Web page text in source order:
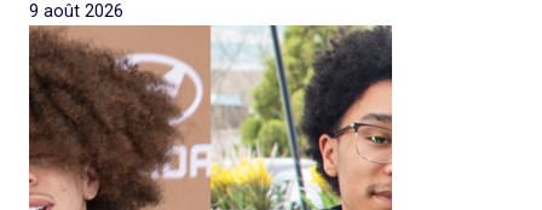
9 août 2026